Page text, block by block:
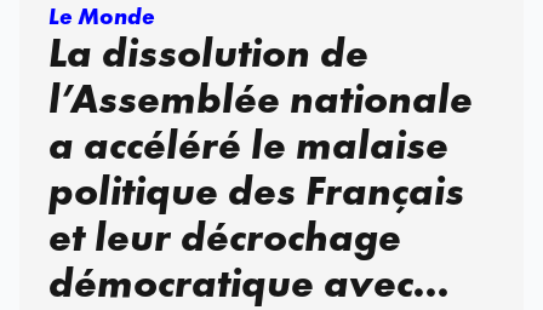
Le Monde
La dissolution de
l’Assemblée nationale
a accéléré le malaise
politique des Français
et leur décrochage
démocratique avec